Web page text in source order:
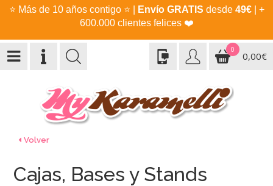
⭐ Más de 10 años contigo ⭐ Envío GRATIS desde 49€| +
600.000 clientes felices ❤️
0
0,00€
Volver
Cajas, Bases y Stands